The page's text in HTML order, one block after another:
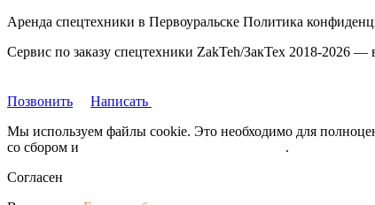
Аренда спецтехники в Первоуральске Политика
Сервис по заказу спецтехники ZakTeh/ЗакТех 2018-2026
Позвонить
Написать
Мы используем файлы cookie. Это необходимо для
со сбором и
.
Согласен